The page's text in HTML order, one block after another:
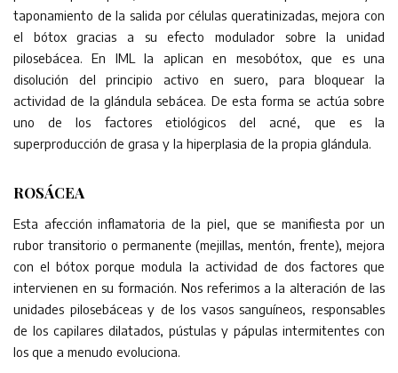
taponamiento de la salida por células queratinizadas, mejora con
el bótox gracias a su efecto modulador sobre la unidad
pilosebácea. En IML la aplican en mesobótox, que es una
disolución del principio activo en suero, para bloquear la
actividad de la glándula sebácea. De esta forma se actúa sobre
uno de los factores etiológicos del acné, que es la
superproducción de grasa y la hiperplasia de la propia glándula.
ROSÁCEA
Esta afección inflamatoria de la piel, que se manifiesta por un
rubor transitorio o permanente (mejillas, mentón, frente), mejora
con el bótox porque modula la actividad de dos factores que
intervienen en su formación. Nos referimos a la alteración de las
unidades pilosebáceas y de los vasos sanguíneos, responsables
de los capilares dilatados, pústulas y pápulas intermitentes con
los que a menudo evoluciona.